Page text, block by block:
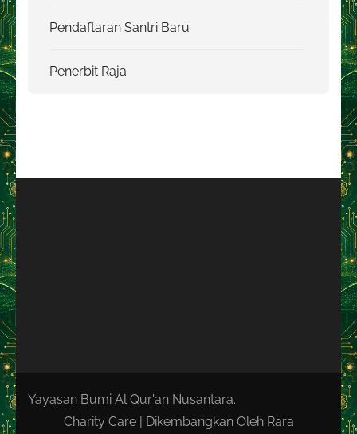
Pendaftaran Santri Baru
Penerbit Raja
Yayasan Bumi Al Qur'an Nusantara.
Charity Care | Dikembangkan Oleh Rara